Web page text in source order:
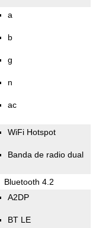
a
b
g
n
ac
WiFi Hotspot
Banda de radio dual
Bluetooth 4.2
A2DP
BT LE